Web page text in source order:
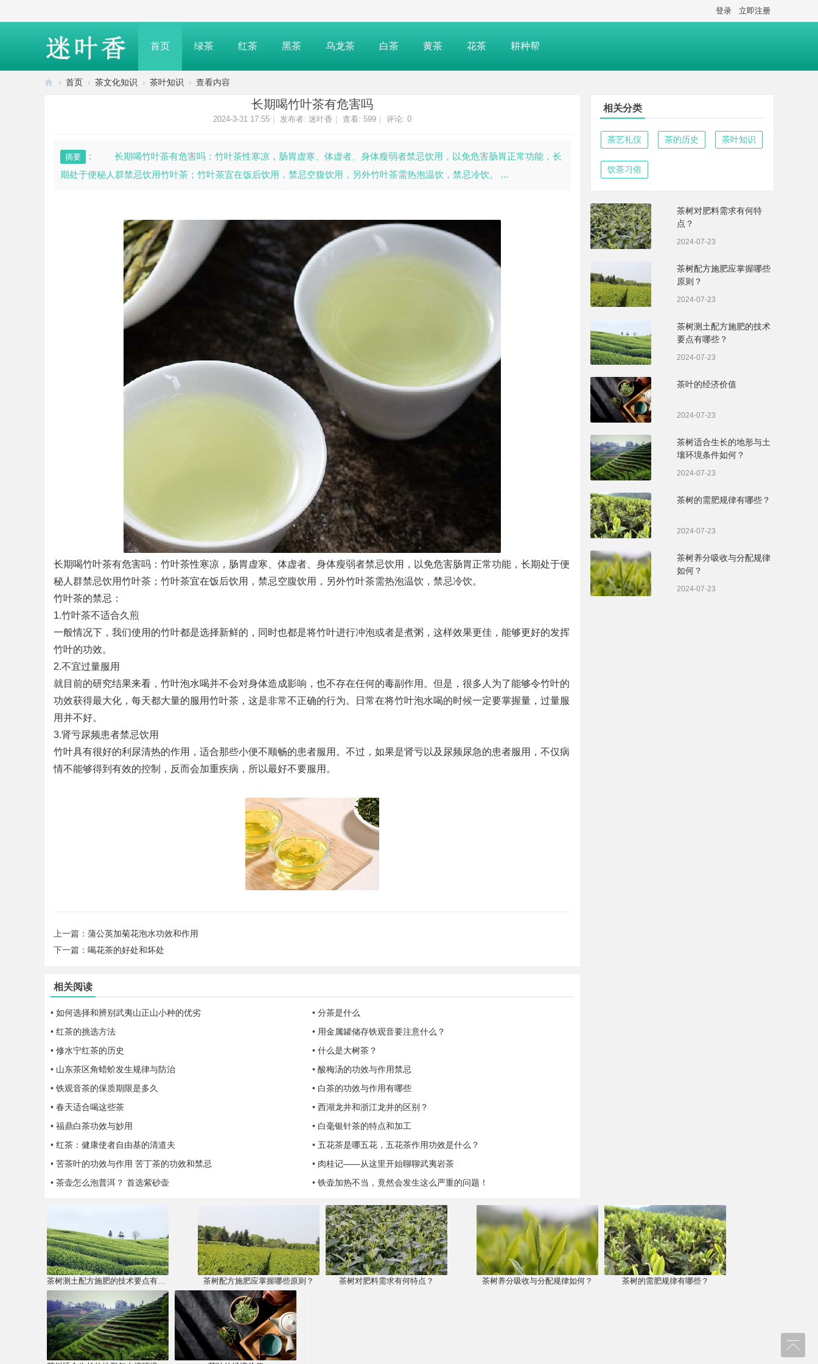
登录 立即注册
首页 绿茶 红茶 黑茶 乌龙茶 白茶 黄茶 花茶 耕种帮
› 首页 › 茶文化知识 › 茶叶知识 › 查看内容
长期喝竹叶茶有危害吗
2024-3-31 17:55 发布者: 迷叶香 查看: 599 评论: 0
摘要
: 长期喝竹叶茶有危害吗：竹叶茶性寒凉，肠胃虚寒、体虚者、身体瘦弱者禁忌饮用，以免危害肠胃正常功能，长
期处于便秘人群禁忌饮用竹叶茶；竹叶茶宜在饭后饮用，禁忌空腹饮用，另外竹叶茶需热泡温饮，禁忌冷饮。 ...
长期喝竹叶茶有危害吗：竹叶茶性寒凉，肠胃虚寒、体虚者、身体瘦弱者禁忌饮用，以免危害肠胃正常功能，长期处于便
秘人群禁忌饮用竹叶茶；竹叶茶宜在饭后饮用，禁忌空腹饮用，另外竹叶茶需热泡温饮，禁忌冷饮。
竹叶茶的禁忌：
1.竹叶茶不适合久煎
一般情况下，我们使用的竹叶都是选择新鲜的，同时也都是将竹叶进行冲泡或者是煮粥，这样效果更佳，能够更好的发挥
竹叶的功效。
2.不宜过量服用
就目前的研究结果来看，竹叶泡水喝并不会对身体造成影响，也不存在任何的毒副作用。但是，很多人为了能够令竹叶的
功效获得最大化，每天都大量的服用竹叶茶，这是非常不正确的行为。日常在将竹叶泡水喝的时候一定要掌握量，过量服
用并不好。
3.肾亏尿频患者禁忌饮用
竹叶具有很好的利尿清热的作用，适合那些小便不顺畅的患者服用。不过，如果是肾亏以及尿频尿急的患者服用，不仅病
情不能够得到有效的控制，反而会加重疾病，所以最好不要服用。
上一篇： 蒲公英加菊花泡水功效和作用
下一篇： 喝花茶的好处和坏处
相关阅读
• 如何选择和辨别武夷山正山小种的优劣 • 分茶是什么
• 红茶的挑选方法 • 用金属罐储存铁观音要注意什么？
• 修水宁红茶的历史 • 什么是大树茶？
• 山东茶区角蜡蚧发生规律与防治 • 酸梅汤的功效与作用禁忌
• 铁观音茶的保质期限是多久 • 白茶的功效与作用有哪些
• 春天适合喝这些茶 • 西湖龙井和浙江龙井的区别？
• 福鼎白茶功效与妙用 • 白毫银针茶的特点和加工
• 红茶：健康使者自由基的清道夫 • 五花茶是哪五花，五花茶作用功效是什么？
• 苦茶叶的功效与作用 苦丁茶的功效和禁忌 • 肉桂记——从这里开始聊聊武夷岩茶
• 茶壶怎么泡普洱？ 首选紫砂壶 • 铁壶加热不当，竟然会发生这么严重的问题！
相关分类
茶艺礼仪 茶的历史 茶叶知识
饮茶习俗
茶树对肥料需求有何特
点？
2024-07-23
茶树配方施肥应掌握哪些
原则？
2024-07-23
茶树测土配方施肥的技术
要点有哪些？
2024-07-23
茶叶的经济价值
2024-07-23
茶树适合生长的地形与土
壤环境条件如何？
2024-07-23
茶树的需肥规律有哪些？
2024-07-23
茶树养分吸收与分配规律
如何？
2024-07-23
茶树测土配方施肥的技术要点有哪些？ 茶树配方施肥应掌握哪些原则？ 茶树对肥料需求有何特点？ 茶树养分吸收与分配规律如何？ 茶树的需肥规律有哪些？